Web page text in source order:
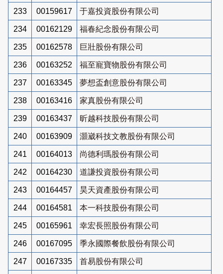
233 00159617 于嘉投資股份有限公司
234 00162129 福春紀念股份有限公司
235 00162578 巨壯股份有限公司
236 00163252 福至寵寶物股份有限公司
237 00163345 夢想盃創意股份有限公司
238 00163416 家真股份有限公司
239 00163437 昕越科技股份有限公司
240 00163909 灝崴科技文教股份有限公司
241 00164013 尚德利瑪股份有限公司
242 00164230 道謙投資股份有限公司
243 00164457 昊天資產股份有限公司
244 00164581 本一科技股份有限公司
245 00165961 幸宏長照股份有限公司
246 00167095 季永國際餐飲股份有限公司
247 00167335 首易股份有限公司